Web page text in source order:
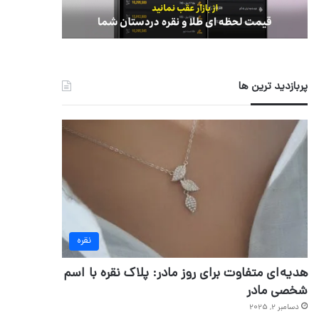
پربازدید ترین ها
نقره
هدیه‌ای متفاوت برای روز مادر: پلاک نقره با اسم
شخصی مادر
دسامبر 2, 2025